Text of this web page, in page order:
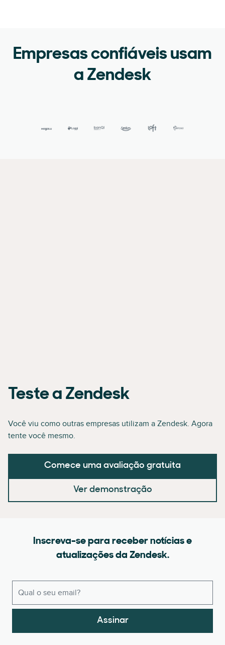
Empresas confiáveis usam
a Zendesk
Teste a Zendesk
Você viu como outras empresas utilizam a Zendesk. Agora
tente você mesmo.
Comece uma avaliação gratuita
Ver demonstração
Inscreva-se para receber notícias e
atualizações da Zendesk.
Assinar